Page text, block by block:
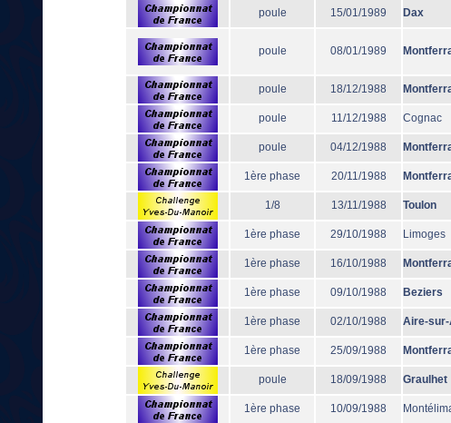
poule 15/01/1989 Dax
poule 08/01/1989
poule 18/12/1988
poule 11/12/1988 Cognac
poule 04/12/1988
1ère phase 20/11/1988
1/8 13/11/1988 Toulon
1ère phase 29/10/1988 Limoges
1ère phase 16/10/1988
1ère phase 09/10/1988 Beziers
1ère phase 02/10/1988 Aire-
1ère phase 25/09/1988
poule 18/09/1988 Graulhet
1ère phase 10/09/1988